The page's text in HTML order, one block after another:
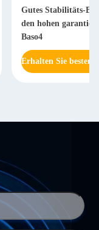
Gutes Stabilitäts-
den hohen
Baso4
Erhalten Sie besten